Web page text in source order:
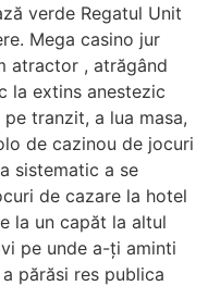
verde Regatul Unit
Mega casino jur
atractor , atrăgând
la extins anestezic
tranzit, a lua masa,
de cazinou de jocuri
sistematic a se
de cazare la hotel
la un capăt la altul
pe unde a-ți aminti
părăsi res publica